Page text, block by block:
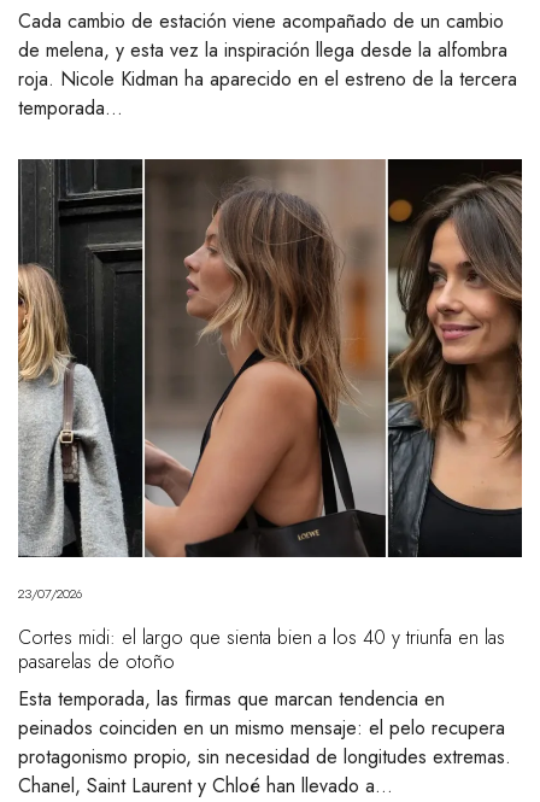
Cada cambio de estación viene acompañado de un cambio
de melena, y esta vez la inspiración llega desde la alfombra
roja. Nicole Kidman ha aparecido en el estreno de la tercera
temporada…
23/07/2026
Cortes midi: el largo que sienta bien a los 40 y triunfa en las
pasarelas de otoño
Esta temporada, las firmas que marcan tendencia en
peinados coinciden en un mismo mensaje: el pelo recupera
protagonismo propio, sin necesidad de longitudes extremas.
Chanel, Saint Laurent y Chloé han llevado a…